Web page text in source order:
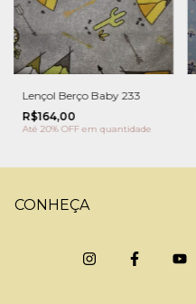
Lençol Berço Baby 233
R$164,00
Até 20% OFF em quantidade
CONHEÇA